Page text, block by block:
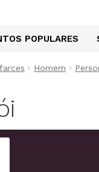
POPULARES
Homem